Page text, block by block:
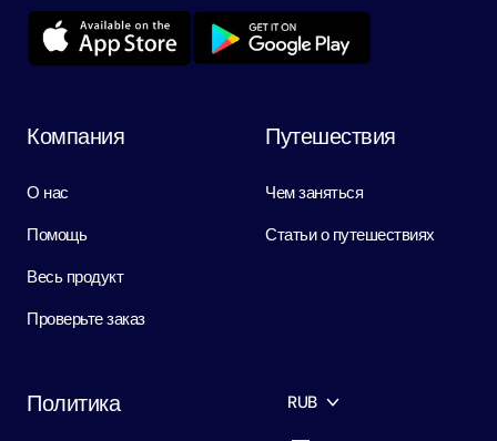
Компания
О нас
Помощь
Весь продукт
Проверьте заказ
Путешествия
Чем заняться
Статьи о путешествиях
Политика RUB